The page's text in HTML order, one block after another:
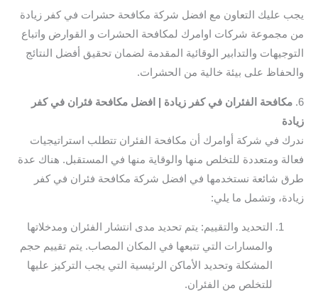
يجب عليك التعاون مع افضل شركة مكافحة حشرات في كفر زيادة
من مجموعة شركات اوامرك لمكافحة الحشرات و القوارض واتباع
التوجيهات والتدابير الوقائية المقدمة لضمان تحقيق أفضل النتائج
والحفاظ على بيئة خالية من الحشرات.
6. مكافحة الفئران في كفر زيادة | افضل مكافحة فئران في كفر
زيادة
ندرك في شركة أوامرك أن مكافحة الفئران تتطلب استراتيجيات
فعالة ومتعددة للتخلص منها والوقاية منها في المستقبل. هناك عدة
طرق شائعة نستخدمها في افضل شركة مكافحة فئران في كفر
زيادة، وتشمل ما يلي:
التحديد والتقييم: يتم تحديد مدى انتشار الفئران ومدخلاتها
والمسارات التي تتبعها في المكان المصاب. يتم تقييم حجم
المشكلة وتحديد الأماكن الرئيسية التي يجب التركيز عليها
للتخلص من الفئران.